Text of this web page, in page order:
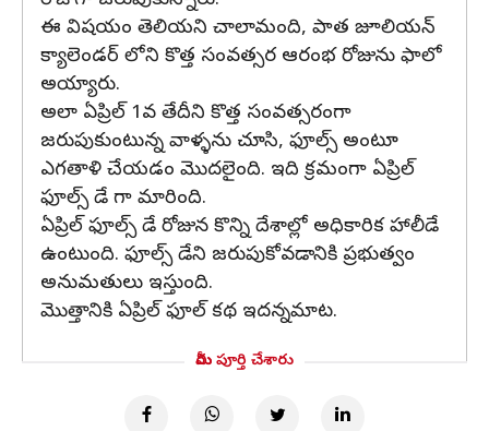
ఈ విషయం తెలియని చాలామంది, పాత జూలియన్
క్యాలెండర్ లోని కొత్త సంవత్సర ఆరంభ రోజును ఫాలో
అయ్యారు.
అలా ఏప్రిల్ 1వ తేదీని కొత్త సంవత్సరంగా
జరుపుకుంటున్న వాళ్ళను చూసి, ఫూల్స్ అంటూ
ఎగతాళి చేయడం మొదలైంది. ఇది క్రమంగా ఏప్రిల్
ఫూల్స్ డే గా మారింది.
ఏప్రిల్ ఫూల్స్ డే రోజున కొన్ని దేశాల్లో అధికారిక హాలీడే
ఉంటుంది. ఫూల్స్ డేని జరుపుకోవడానికి ప్రభుత్వం
అనుమతులు ఇస్తుంది.
మొత్తానికి ఏప్రిల్ ఫూల్ కథ ఇదన్నమాట.
మీరు పూర్తి చేశారు